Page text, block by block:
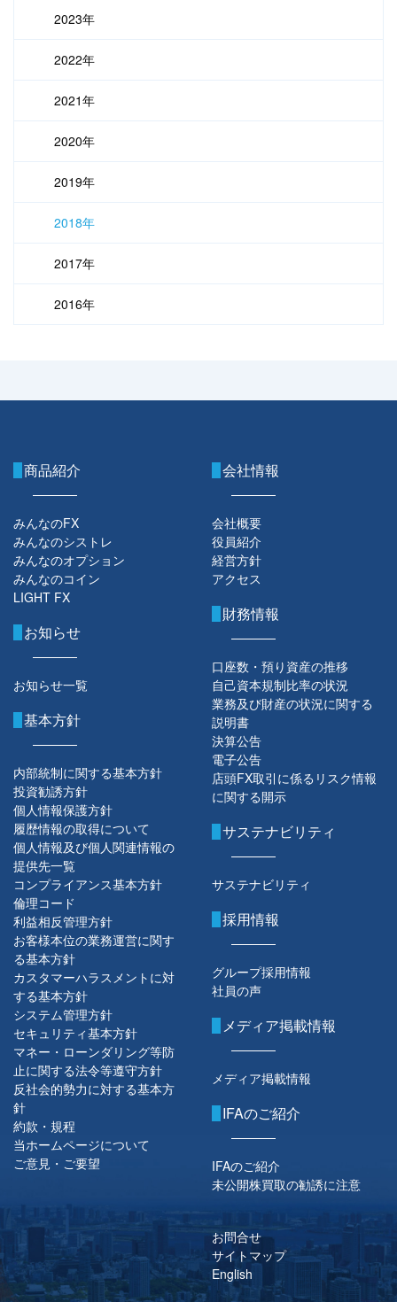
2023年
2022年
2021年
2020年
2019年
2018年
2017年
2016年
商品紹介
みんなのFX
みんなのシストレ
みんなのオプション
みんなのコイン
LIGHT FX
お知らせ
お知らせ一覧
会社情報
会社概要
役員紹介
経営方針
アクセス
財務情報
口座数・預り資産の推移
自己資本規制比率の状況
業務及び財産の状況に関する
説明書
決算公告
電子公告
店頭FX取引に係るリスク情報
に関する開示
基本方針
内部統制に関する基本方針
投資勧誘方針
個人情報保護方針
履歴情報の取得について
個人情報及び個人関連情報の
提供先一覧
コンプライアンス基本方針
倫理コード
利益相反管理方針
お客様本位の業務運営に関す
る基本方針
カスタマーハラスメントに対
する基本方針
システム管理方針
セキュリティ基本方針
マネー・ローンダリング等防
止に関する法令等遵守方針
反社会的勢力に対する基本方
針
約款・規程
当ホームページについて
ご意見・ご要望
サステナビリティ
サステナビリティ
採用情報
グループ採用情報
社員の声
メディア掲載情報
メディア掲載情報
IFAのご紹介
IFAのご紹介
未公開株買取の勧誘に注意
お問合せ
サイトマップ
English